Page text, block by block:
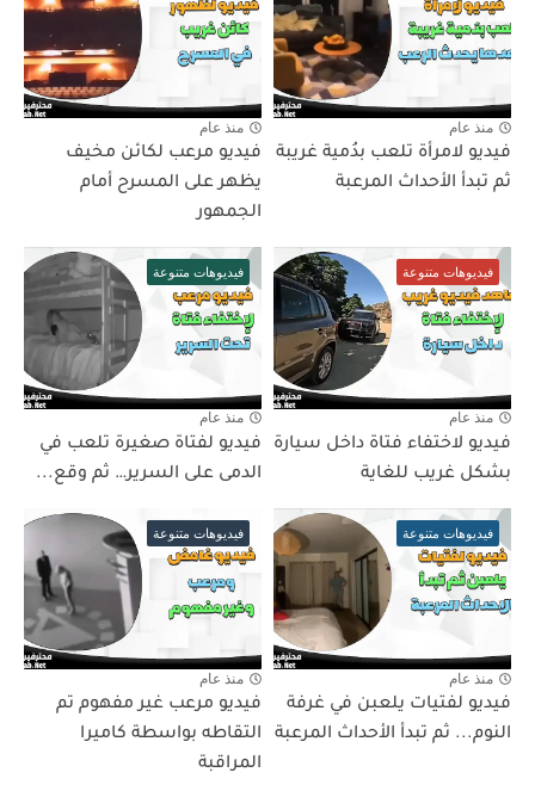
منذ عام
فيديو لامرأة تلعب بدُمية غريبة
ثم تبدأ الأحداث المرعبة
منذ عام
فيديو مرعب لكائن مخيف
يظهر على المسرح أمام
الجمهور
فيديوهات متنوعة
منذ عام
فيديو لاختفاء فتاة داخل سيارة
بشكل غريب للغاية
فيديوهات متنوعة
منذ عام
فيديو لفتاة صغيرة تلعب في
الدمى على السرير… ثم وقع...
فيديوهات متنوعة
منذ عام
فيديو لفتيات يلعبن في غرفة
النوم... ثم تبدأ الأحداث المرعبة
فيديوهات متنوعة
منذ عام
فيديو مرعب غير مفهوم تم
التقاطه بواسطة كاميرا
المراقبة